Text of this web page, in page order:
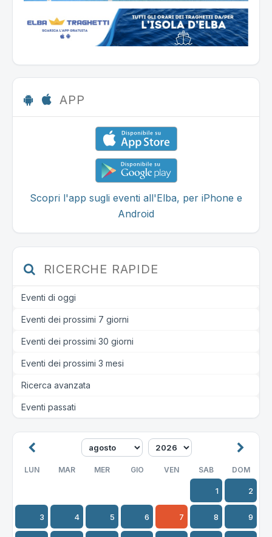
APP
Scopri l'app sugli eventi all'Elba, per iPhone e
Android
RICERCHE RAPIDE
Eventi di oggi
Eventi dei prossimi 7 giorni
Eventi dei prossimi 30 giorni
Eventi dei prossimi 3 mesi
Ricerca avanzata
Eventi passati
LUN MAR MER GIO VEN SAB DOM
1 2
3 4 5 6 7 8 9